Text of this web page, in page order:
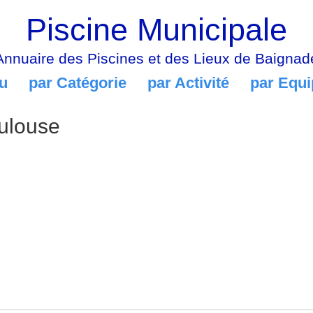
Piscine Municipale
des Piscines et des Lieux de
par Catégorie par Activité par